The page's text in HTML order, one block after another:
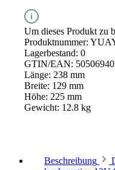
Um dieses Produkt zu
Produktnummer:
Lagerbestand: 0
GTIN/EAN:
Länge: 238 mm
Breite: 129 mm
Höhe: 225 mm
Gewicht: 12.8 kg
Beschreibung